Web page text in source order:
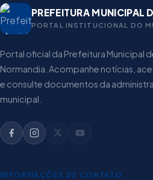
PREFEITURA MUNICIPAL
PORTAL INSTITUCIONAL DO
Portal oficial da Prefeitura Municipal
Normandia. Acompanhe notícias,
e consulte documentos da
municipal.
INFORMAÇÕES DE CONTATO